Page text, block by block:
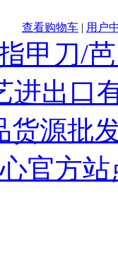
查看购物车 | 用户